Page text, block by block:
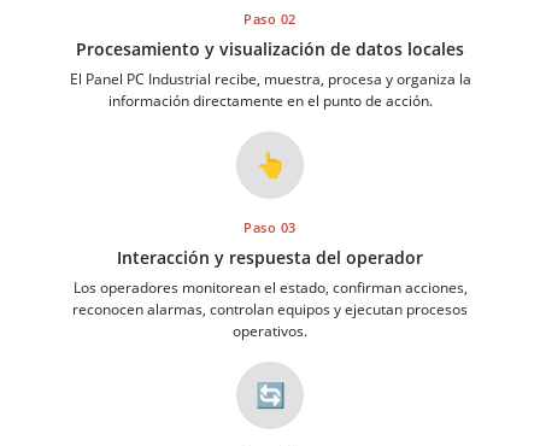
Paso 02
Procesamiento y visualización de datos locales
El Panel PC Industrial recibe, muestra, procesa y organiza la
información directamente en el punto de acción.
👆
Paso 03
Interacción y respuesta del operador
Los operadores monitorean el estado, confirman acciones,
reconocen alarmas, controlan equipos y ejecutan procesos
operativos.
🔄